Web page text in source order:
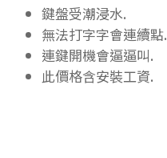
鍵盤受潮浸水.
無法打字字會連續點.
連鍵開機會逼逼叫.
此價格含安裝工資.